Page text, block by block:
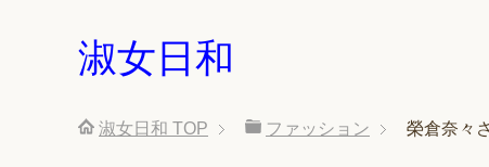
淑女日和
淑女日和 TOP ファッション 榮倉奈々